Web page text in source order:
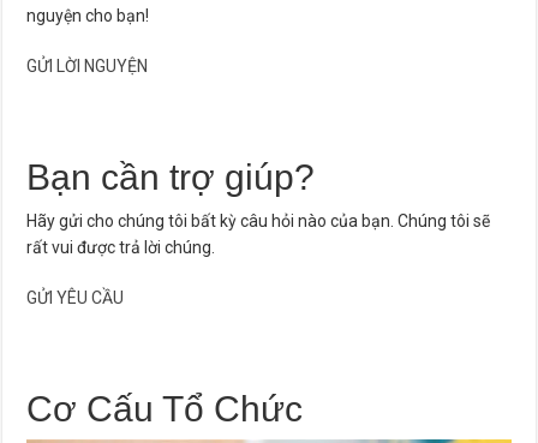
nguyện cho bạn!
GỬI LỜI NGUYỆN
Bạn cần trợ giúp?
Hãy gửi cho chúng tôi bất kỳ câu hỏi nào của bạn. Chúng tôi sẽ
rất vui được trả lời chúng.
GỬI YÊU CẦU
Cơ Cấu Tổ Chức